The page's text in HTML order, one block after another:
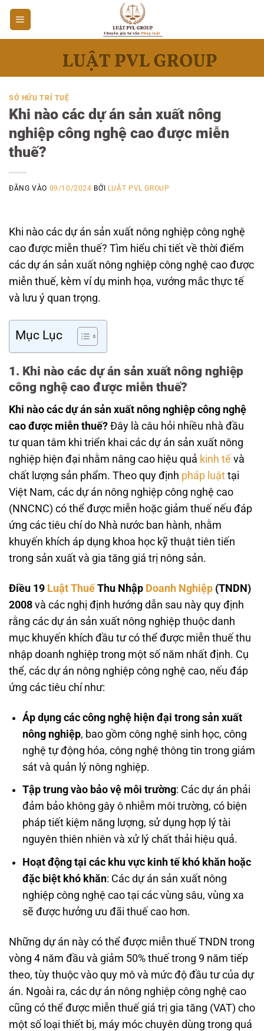
Bỏ
qua
nội
SỞ HỮU TRÍ TUỆ
Khi nào các dự án sản xuất nông
nghiệp công nghệ cao được miễn
thuế?
ĐĂNG VÀO 09/10/2024 BỞI LUẬT PVL GROUP
Khi nào các dự án sản xuất nông nghiệp công nghệ
cao được miễn thuế? Tìm hiểu chi tiết về thời điểm
các dự án sản xuất nông nghiệp công nghệ cao được
miễn thuế, kèm ví dụ minh họa, vướng mắc thực tế
và lưu ý quan trọng.
Mục Lục
1. Khi nào các dự án sản xuất nông nghiệp
công nghệ cao được miễn thuế?
Khi nào các dự án sản xuất nông nghiệp công nghệ
cao được miễn thuế? Đây là câu hỏi nhiều nhà đầu
tư quan tâm khi triển khai các dự án sản xuất nông
nghiệp hiện đại nhằm nâng cao hiệu quả kinh tế và
chất lượng sản phẩm. Theo quy định pháp luật tại
Việt Nam, các dự án nông nghiệp công nghệ cao
(NNCNC) có thể được miễn hoặc giảm thuế nếu đáp
ứng các tiêu chí do Nhà nước ban hành, nhằm
khuyến khích áp dụng khoa học kỹ thuật tiên tiến
trong sản xuất và gia tăng giá trị nông sản.
Điều 19 Luật ThuếThu Nhập Doanh Nghiệp (TNDN)
2008 và các nghị định hướng dẫn sau này quy định
rằng các dự án sản xuất nông nghiệp thuộc danh
mục khuyến khích đầu tư có thể được miễn thuế thu
nhập doanh nghiệp trong một số năm nhất định. Cụ
thể, các dự án nông nghiệp công nghệ cao, nếu đáp
ứng các tiêu chí như:
Áp dụng các công nghệ hiện đại trong sản xuất
nông nghiệp, bao gồm công nghệ sinh học, công
nghệ tự động hóa, công nghệ thông tin trong giám
sát và quản lý nông nghiệp.
Tập trung vào bảo vệ môi trường: Các dự án phải
đảm bảo không gây ô nhiễm môi trường, có biện
pháp tiết kiệm năng lượng, sử dụng hợp lý tài
nguyên thiên nhiên và xử lý chất thải hiệu quả.
Hoạt động tại các khu vực kinh tế khó khăn hoặc
đặc biệt khó khăn: Các dự án sản xuất nông
nghiệp công nghệ cao tại các vùng sâu, vùng xa
sẽ được hưởng ưu đãi thuế cao hơn.
Những dự án này có thể được miễn thuế TNDN trong
vòng 4 năm đầu và giảm 50% thuế trong 9 năm tiếp
theo, tùy thuộc vào quy mô và mức độ đầu tư của dự
án. Ngoài ra, các dự án nông nghiệp công nghệ cao
cũng có thể được miễn thuế giá trị gia tăng (VAT) cho
một số loại thiết bị, máy móc chuyên dùng trong quá